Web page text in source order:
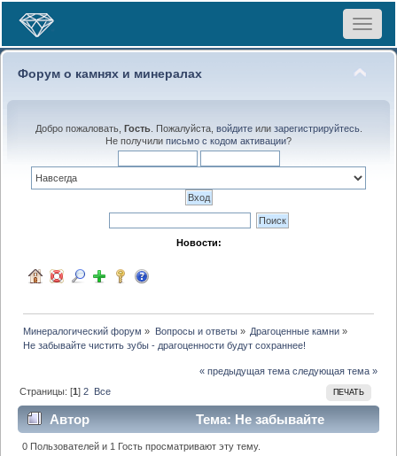
Toggle
Форум о камнях и минералах
Добро пожаловать, Гость. Пожалуйста, войдитеили зарегистрируйтесь.
Не получили письмо с кодом активации?
Новости:
Минералогический форум » Вопросы и ответы» Драгоценные камни»
Не забывайте чистить зубы - драгоценности будут сохраннее!
« предыдущая тема следующая тема »
ПЕЧАТЬ
Страницы: [1]2 Все
Автор
Тема: Не забывайте
чистить зубы - драгоценности будут сохраннее!
0 Пользователей и 1 Гость просматривают эту тему.